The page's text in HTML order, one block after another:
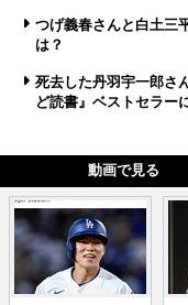
つげ義春さんと白土三
は？
死去した丹羽宇一郎さ
ど読書』ベストセラー
動画で見る